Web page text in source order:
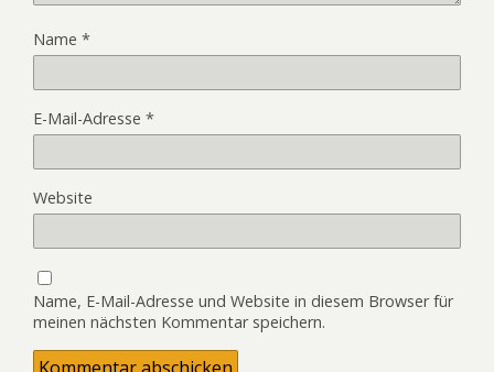
Name *
E-Mail-Adresse *
Website
Name, E-Mail-Adresse und Website in diesem Browser für
meinen nächsten Kommentar speichern.